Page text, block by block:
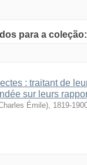
para a
: traitant de
sur leurs
Émile), 1819-